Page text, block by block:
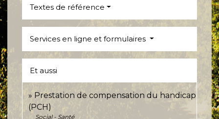
Textes de référence
Services en ligne et formulaires
Et aussi
Prestation de compensation du handicap
(PCH)
Social - Santé